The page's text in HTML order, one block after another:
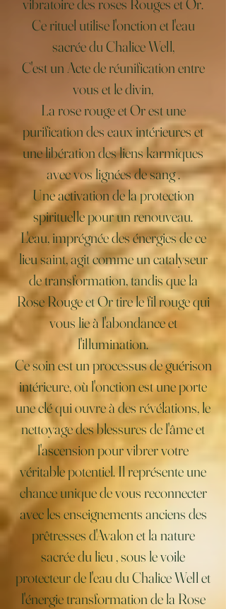
Ce rituel utilise l'onction et l'eau
sacrée du Chalice Well,
C'est un Acte de réunification entre
vous et le divin,
La rose rouge et Or est une
purification des eaux intérieures et
une libération des liens karmiques
avec vos lignées de sang .
Une activation de la protection
spirituelle pour un renouveau.
L'eau, imprégnée des énergies de ce
lieu saint, agit comme un catalyseur
de transformation, tandis que la
Rose Rouge et Or tire le fil rouge qui
vous lie à l'abondance et
l'illumination.
Ce soin est un processus de guérison
intérieure, où l'onction est une porte
une clé qui ouvre à des révélations, le
nettoyage des blessures de l'âme et
l'ascension pour vibrer votre
véritable potentiel. Il représente une
chance unique de vous reconnecter
avec les enseignements anciens des
prêtresses d'Avalon et la nature
sacrée du lieu , sous le voile
protecteur de l'eau du Chalice Well et
l'énergie transformation de la Rose